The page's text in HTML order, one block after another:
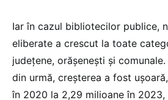
Iar în cazul bibliotecilor publice,
eliberate a crescut la toate
județene, orășenești și
din urmă, creșterea a fost
în 2020 la 2,29 milioane în